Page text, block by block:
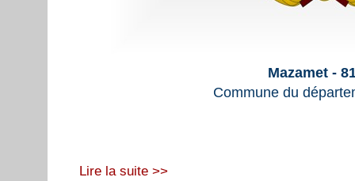
Mazamet -
Commune du
Lire la suite >>